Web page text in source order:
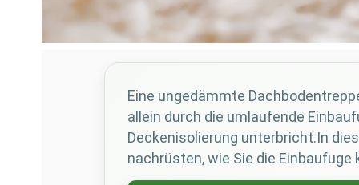
Eine ungedämmte
allein durch die umlaufende
Deckenisolierung unterbricht.In
nachrüsten, wie Sie die